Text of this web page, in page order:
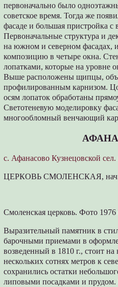
первоначально было
советское время. Тогда же
фасаде и большая пристройка с
Первоначальные структура и
на южном и северном
композицию в четыре окна.
лопатками, которые на уровне
Выше расположены щипцы,
профилированным карнизом.
осям лопаток обработаны
Светотеневую моделировку
многообломный венчающий
с. Афанасово Кузнецовской сел.
ЦЕРКОВЬ СМОЛЕНСКАЯ, нач.
Смоленская церковь. Фото 1976
Выразительный памятник в
барочными приемами в
возведенный в 1810 г., стоит
нескольких сотнях метров к
сохранились остатки
липовыми посадками и прудом.